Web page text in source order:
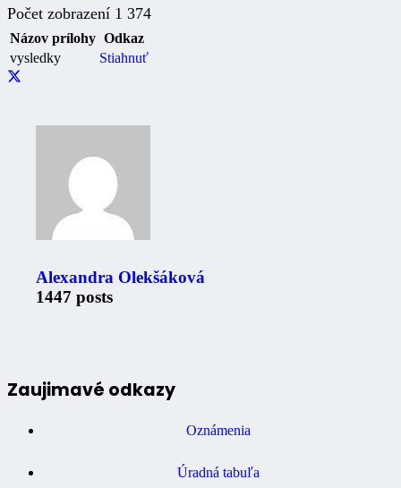
Počet zobrazení 1 374
Názov prílohy Odkaz
vysledky
Stiahnuť
Alexandra Olekšáková
1447 posts
Zaujimavé odkazy
Oznámenia
Úradná tabuľa